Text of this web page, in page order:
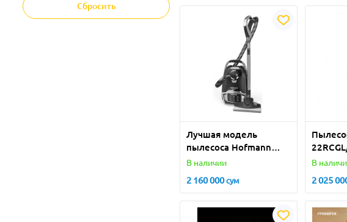
Сбросить
Лучшая модель
пылесоса Hofmann
2023 : VC-22RCHBK/HF
В наличии
2 160 000сум
В
2 025